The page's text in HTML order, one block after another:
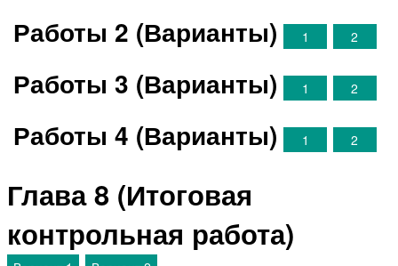
Работы 2 (Варианты) 1 2
Работы 3 (Варианты) 1 2
Работы 4 (Варианты) 1 2
Глава 8 (Итоговая
контрольная работа)